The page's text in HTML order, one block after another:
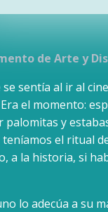
de Arte y
sentía al ir al
el momento:
y
el ritual
a la historia, si
lo adecúa a su